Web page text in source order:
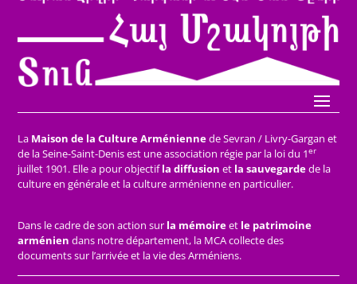
La Maison de la Culture Arméniennede Sevran / Livry-Gargan et
de la Seine-Saint-Denis est une association régie par la loi du 1er
juillet 1901. Elle a pour objectifla diffusion et la sauvegardede la
culture en générale et la culture arménienne en particulier.
Dans le cadre de son action sur la mémoireet le patrimoine
arménien dans notre département, la MCA collecte des
documents sur l’arrivée et la vie des Arméniens.